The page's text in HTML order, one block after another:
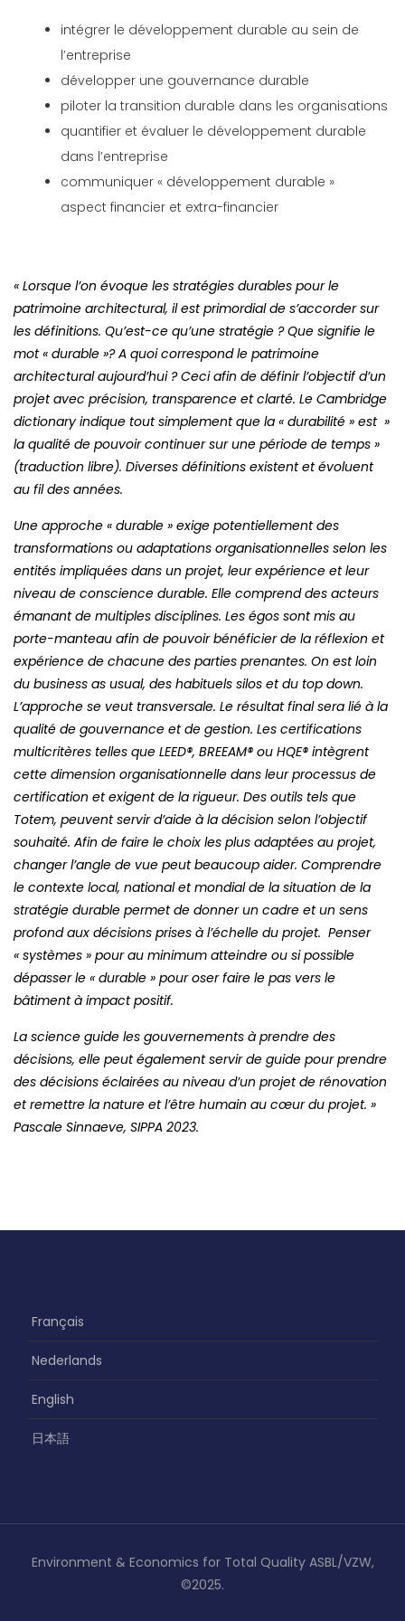
intégrer le développement durable au sein de
l’entreprise
développer une gouvernance durable
piloter la transition durable dans les organisations
quantifier et évaluer le développement durable
dans l’entreprise
communiquer « développement durable »
aspect financier et extra-financier
« Lorsque l’on évoque les stratégies durables pour le
patrimoine architectural, il est primordial de s’accorder sur
les définitions. Qu’est-ce qu’une stratégie ? Que signifie le
mot « durable »? A quoi correspond le patrimoine
architectural aujourd’hui ? Ceci afin de définir l’objectif d’un
projet avec précision, transparence et clarté. Le Cambridge
dictionary indique tout simplement que la « durabilité » est »
la qualité de pouvoir continuer sur une période de temps »
(traduction libre). Diverses définitions existent et évoluent
au fil des années.
Une approche « durable » exige potentiellement des
transformations ou adaptations organisationnelles selon les
entités impliquées dans un projet, leur expérience et leur
niveau de conscience durable. Elle comprend des acteurs
émanant de multiples disciplines. Les égos sont mis au
porte-manteau afin de pouvoir bénéficier de la réflexion et
expérience de chacune des parties prenantes. On est loin
du business as usual, des habituels silos et du top down.
L’approche se veut transversale. Le résultat final sera lié à la
qualité de gouvernance et de gestion. Les certifications
multicritères telles que LEED®, BREEAM® ou HQE® intègrent
cette dimension organisationnelle dans leur processus de
certification et exigent de la rigueur. Des outils tels que
Totem, peuvent servir d’aide à la décision selon l’objectif
souhaité. Afin de faire le choix les plus adaptées au projet,
changer l’angle de vue peut beaucoup aider. Comprendre
le contexte local, national et mondial de la situation de la
stratégie durable permet de donner un cadre et un sens
profond aux décisions prises à l’échelle du projet. Penser
« systèmes » pour au minimum atteindre ou si possible
dépasser le « durable » pour oser faire le pas vers le
bâtiment à impact positif.
La science guide les gouvernements à prendre des
décisions, elle peut également servir de guide pour prendre
des décisions éclairées au niveau d’un projet de rénovation
et remettre la nature et l’être humain au cœur du projet. »
Pascale Sinnaeve, SIPPA 2023.
Français
Nederlands
English
日本語
Environment & Economics for Total Quality ASBL/VZW,
©2025.